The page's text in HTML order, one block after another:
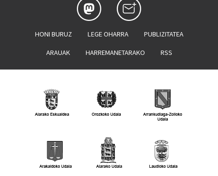
HONI BURUZ LEGE OHARRA PUBLIZITATEA
ARAUAK HARREMANETARAKO RSS